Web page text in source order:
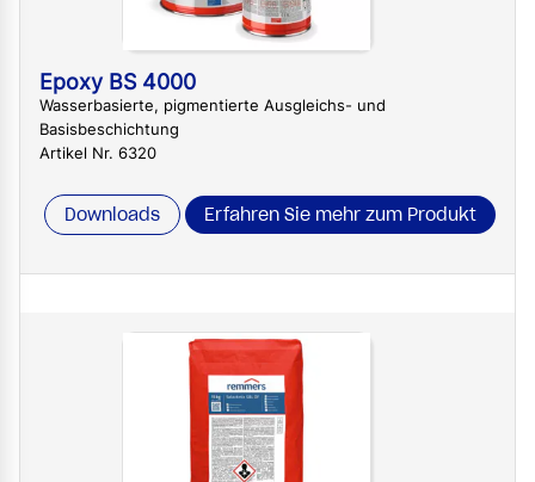
Epoxy BS 4000
Wasserbasierte, pigmentierte Ausgleichs- und
Basisbeschichtung
Artikel Nr. 6320
Downloads Erfahren Sie mehr zum Produkt